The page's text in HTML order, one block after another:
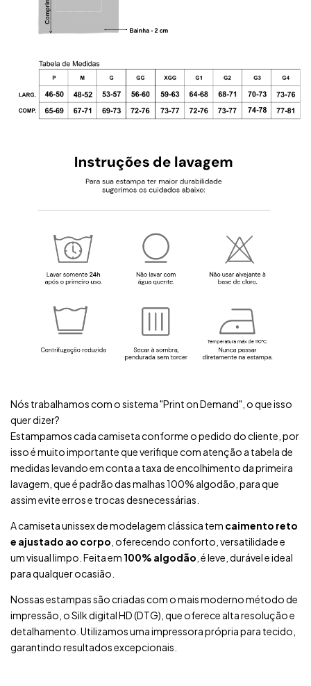
Nós trabalhamos com o sistema "Print on Demand", o que isso
quer dizer?
Estampamos cada camiseta conforme o pedido do cliente, por
isso é muito importante que verifique com atenção a tabela de
medidas levando em conta a taxa de encolhimento da primeira
lavagem, que é padrão das malhas 100% algodão, para que
assim evite erros e trocas desnecessárias.
A camiseta unissex de modelagem clássica tem caimento reto
e ajustado ao corpo , oferecendo conforto, versatilidade e
um visual limpo. Feita em 100% algodão , é leve, durável e ideal
para qualquer ocasião.
Nossas estampas são criadas com o mais moderno método de
impressão, o Silk digital HD (DTG), que oferece alta resolução e
detalhamento. Utilizamos uma impressora própria para tecido,
garantindo resultados excepcionais.